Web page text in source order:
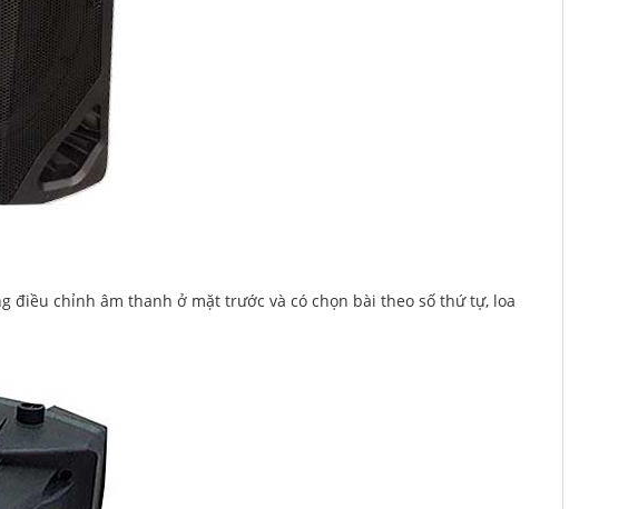
chỉnh âm thanh ở mặt trước và có chọn bài theo số thứ tự, loa